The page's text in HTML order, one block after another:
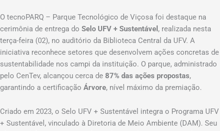
O tecnoPARQ – Parque Tecnológico de Viçosa foi destaque na
cerimônia de entrega do Selo UFV + Sustentável , realizada nesta
terça-feira (02), no auditório da Biblioteca Central da UFV. A
iniciativa reconhece setores que desenvolvem ações concretas de
sustentabilidade nos campi da instituição. O parque, administrado
pelo CenTev, alcançou cerca de 87% das ações propostas,
garantindo a certificação Árvore, nível máximo da premiação.
Criado em 2023, o Selo UFV + Sustentável integra o Programa UFV
+ Sustentável, vinculado à Diretoria de Meio Ambiente (DAM). Seu